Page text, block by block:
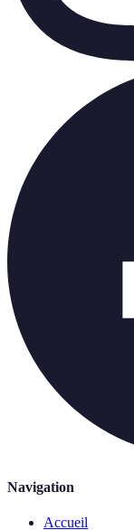
Navigation
Accueil